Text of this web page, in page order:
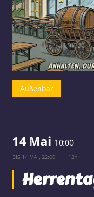
Außenbar
14 Mai 10:00
BIS 14 MAI, 22:00 12h